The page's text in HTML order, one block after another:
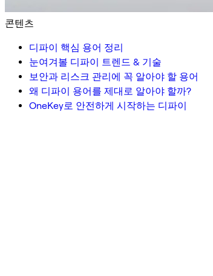
콘텐츠
디파이 핵심 용어 정리
눈여겨볼 디파이 트렌드 & 기술
보안과 리스크 관리에 꼭 알아야 할 용어
왜 디파이 용어를 제대로 알아야 할까?
OneKey로 안전하게 시작하는 디파이